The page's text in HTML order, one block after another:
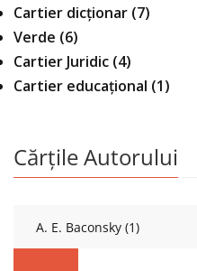
Cartier dicționar (7)
Verde (6)
Cartier Juridic (4)
Cartier educațional (1)
Cărțile Autorului